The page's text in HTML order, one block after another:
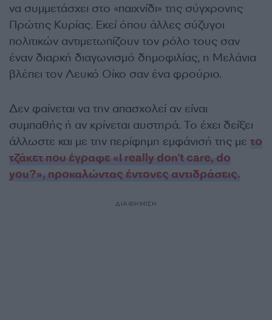
να συμμετάσχει στο «παιχνίδι» της σύγχρονης
Πρώτης Κυρίας. Εκεί όπου άλλες σύζυγοι
πολιτικών αντιμετωπίζουν τον ρόλο τους σαν
έναν διαρκή διαγωνισμό δημοφιλίας, η Μελάνια
βλέπει τον Λευκό Οίκο σαν ένα φρούριο.
Δεν φαίνεται να την απασχολεί αν είναι
συμπαθής ή αν κρίνεται αυστηρά. Το έχει δείξει
άλλωστε και με την περίφημη εμφάνισή της με το
τζάκετ που έγραφε «I really don’t care, do
you?», προκαλώντας έντονες αντιδράσεις.
ΔΙΑΦΗΜΙΣΗ